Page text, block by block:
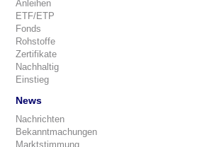
Anleihen
ETF/ETP
Fonds
Rohstoffe
Zertifikate
Nachhaltig
Einstieg
News
Nachrichten
Bekanntmachungen
Marktstimmung